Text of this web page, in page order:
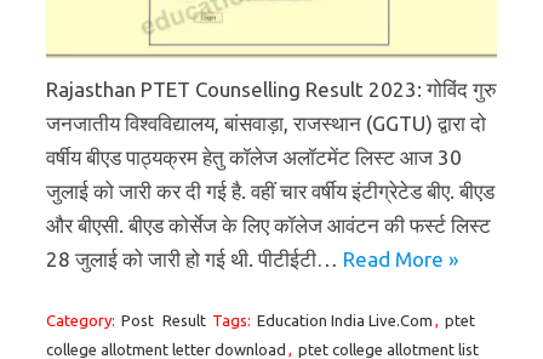
Rajasthan PTET Counselling Result 2023: गोविंद गुरु
जनजातीय विश्वविद्यालय, बांसवाड़ा, राजस्थान (GGTU) द्वारा दो
वर्षीय बीएड पाठ्यक्रम हेतु कॉलेज अलॉटमेंट लिस्ट आज 30
जुलाई को जारी कर दी गई है. वहीं चार वर्षीय इंटीग्रेटेड बीए. बीएड
और बीएसी. बीएड कोर्सेज के लिए कॉलेज आवंटन की फर्स्ट लिस्ट
28 जुलाई को जारी हो गई थी. पीटीईटी… Read More »
Category: Post Result Tags: Education India Live.Com , ptet
college allotment letter download , ptet college allotment list